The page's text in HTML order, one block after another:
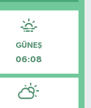
GÜNEŞ
06:08